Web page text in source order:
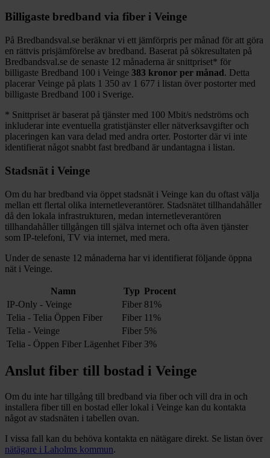
Billigaste bredband via fiber i Veinge
På Bredbandsval.se beräknar vi ett jämförpris per månad för att göra
en rättvis prisjämförelse av bredband. Baserat på sökresultaten på
Bredbandsval.se de senaste 12 månaderna är snittpriset* för
billigaste Bredband 100 i Veinge 383 kronor per månad. Detta
placerar Veinge på plats 1 350 av 1 677 i listan över postorter med
billigaste Bredband 100 i Sverige.
* Snittpriset är baserat på tjänster med 100 Mbit/s nedströms och
inkluderar inte eventuella gratistjänster eller nätverksavgifter och
placeringen kan vara delad med andra orter. Postorter där vi inte
identifierat något snabbt fast bredband är undantagna i listan.
Stadsnät i Veinge
Om du har bredband via öppet stadsnät i Veinge kan du oftast välja
mellan ett flertal olika internetleverantörer. Stadsnätet tillhandahåller
då den lokala infrastrukturen, medan internetleverantören
tillhandahåller tillgången till själva internet och ofta även tjänster
som IP-telefoni, TV via internet, med mera.
Under de senaste 12 månaderna har vi identifierat följande öppna
nät i Veinge.
Namn Typ Procent
IP-Only - Veinge
Fiber 81%
Telia - Telia Öppen Fiber
Fiber 11%
Telia - Veinge
Fiber 5%
Telia - Öppen Fiber Lägenhet Fiber 3%
Anslut fiber till bostad i Veinge
Om du inte har tillgång till bredband via fiber och vill dra in och
installera fiber till en bostad eller lokal i Veinge kan du kontakta
något av stadsnäten i tabellen ovan.
I vissa fall kan du behöva kontakta en nätägare direkt. Se listan över
nätägare i Laholms kommun.